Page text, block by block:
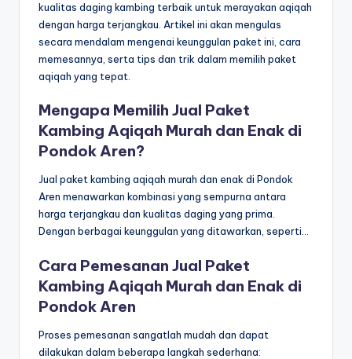
kualitas daging kambing terbaik untuk merayakan aqiqah
dengan harga terjangkau. Artikel ini akan mengulas
secara mendalam mengenai keunggulan paket ini, cara
memesannya, serta tips dan trik dalam memilih paket
aqiqah yang tepat.
Mengapa Memilih Jual Paket
Kambing Aqiqah Murah dan Enak di
Pondok Aren?
Jual paket kambing aqiqah murah dan enak di Pondok
Aren menawarkan kombinasi yang sempurna antara
harga terjangkau dan kualitas daging yang prima.
Dengan berbagai keunggulan yang ditawarkan, seperti…
Cara Pemesanan Jual Paket
Kambing Aqiqah Murah dan Enak di
Pondok Aren
Proses pemesanan sangatlah mudah dan dapat
dilakukan dalam beberapa langkah sederhana: